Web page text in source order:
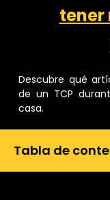
tener
Descubre qué
de un TCP
casa.
Tabla de